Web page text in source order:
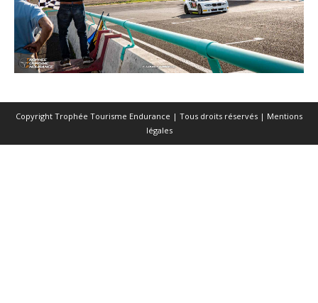
Copyright Trophée Tourisme Endurance | Tous droits réservés | Mentions
légales